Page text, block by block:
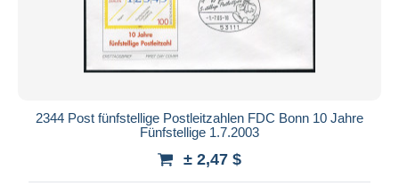
2344 Post fünfstellige Postleitzahlen FDC Bonn 10 Jahre
Fünfstellige 1.7.2003
± 2,47 $